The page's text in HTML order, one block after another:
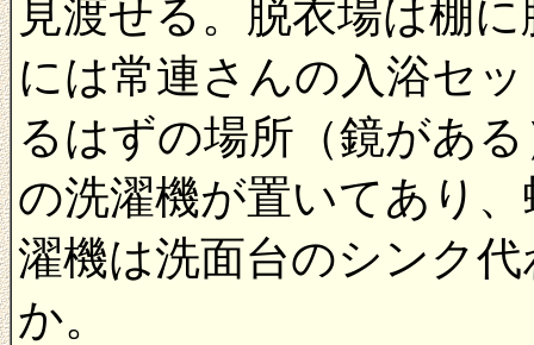
見渡せる。脱衣場は棚
には常連さんの入浴セ
るはずの場所（鏡があ
の洗濯機が置いてあり
濯機は洗面台のシンク
か。